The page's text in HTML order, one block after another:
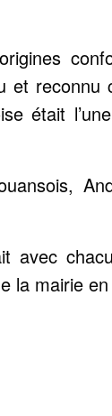
et reconnu
était
avec
la mairie